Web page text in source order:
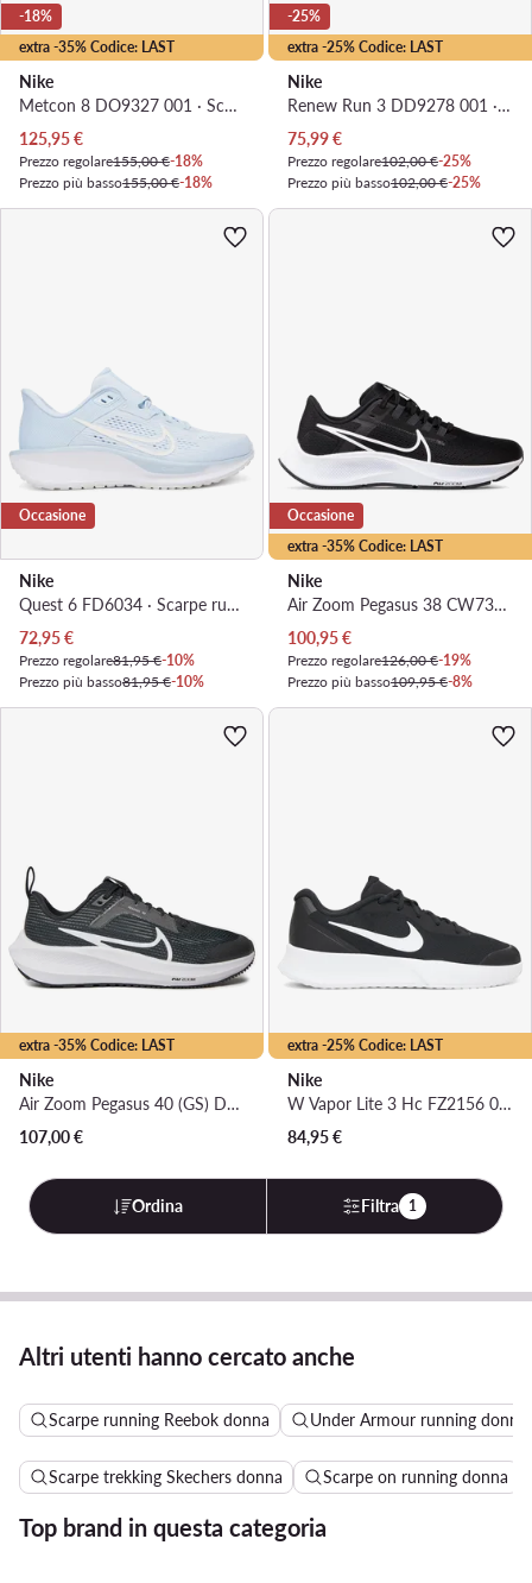
extra -35% Codice: LAST
-18%
Nike
Metcon 8 DO9327 001 · Scarpe da palestra
Prezzo attuale
125,95€
Prezzo regolare155,00 €-18%
Prezzo più basso155,00 €-18%
extra -25% Codice: LAST
-25%
Nike
Renew Run 3 DD9278 001 · Scarpe running
Prezzo attuale
75,99€
Prezzo regolare102,00 €-25%
Prezzo più basso102,00 €-25%
Occasione
Nike
Quest 6 FD6034 · Scarpe running
Prezzo attuale
72,95€
Prezzo regolare81,95 €-10%
Prezzo più basso81,95 €-10%
extra -35% Codice: LAST
Occasione
Nike
Air Zoom Pegasus 38 CW7358 002 · Scarpe running
Prezzo attuale
100,95€
Prezzo regolare126,00 €-19%
Prezzo più basso109,95 €-8%
extra -35% Codice: LAST
Nike
Air Zoom Pegasus 40 (GS) DX2498 001 · Scarpe running
107,00€
extra -25% Codice: LAST
Nike
W Vapor Lite 3 Hc FZ2156 001 · Scarpe da tennis
84,95€
Ordina Filtra 1
Altri utenti hanno cercato anche
Scarpe running Reebok donna Under Armour running donna
Scarpe trekking Skechers donna Scarpe on running donna
Top brand in questa categoria